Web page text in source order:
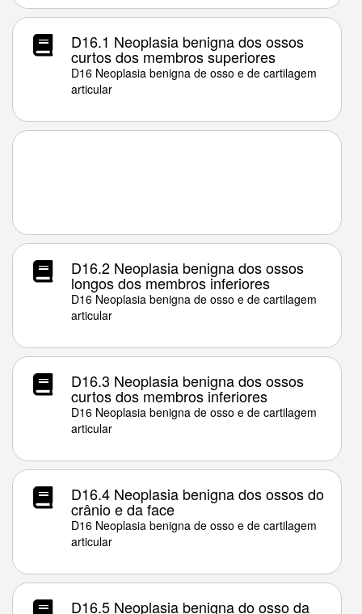
D16.1 Neoplasia benigna dos ossos
curtos dos membros superiores
D16 Neoplasia benigna de osso e de cartilagem
articular
D16.2 Neoplasia benigna dos ossos
longos dos membros inferiores
D16 Neoplasia benigna de osso e de cartilagem
articular
D16.3 Neoplasia benigna dos ossos
curtos dos membros inferiores
D16 Neoplasia benigna de osso e de cartilagem
articular
D16.4 Neoplasia benigna dos ossos do
crânio e da face
D16 Neoplasia benigna de osso e de cartilagem
articular
D16.5 Neoplasia benigna do osso da